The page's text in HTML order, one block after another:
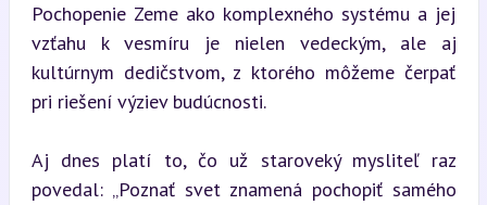
Pochopenie Zeme ako komplexného systému a jej
vzťahu k vesmíru je nielen vedeckým, ale aj
kultúrnym dedičstvom, z ktorého môžeme čerpať
pri riešení výziev budúcnosti.
Aj dnes platí to, čo už staroveký mysliteľ raz
povedal: „Poznať svet znamená pochopiť samého